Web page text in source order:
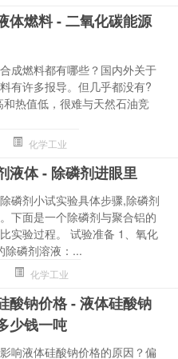
体燃料 - 二氧化碳能源
成燃料都有哪些？国内外关于
有许多报导。但几乎都没有?
热值低，很难与天然石油竞
化学工业
液体 - 除磷剂进眼里
磷剂小试实验具体步骤,除磷剂
下面是一个除磷剂与聚合铝的
实验过程。 试验准备 1、氧化
除磷剂溶液：...
化学工业
酸钠价格 - 液体硅酸钠
少钱一吨
响液体硅酸钠价格的原因？偏